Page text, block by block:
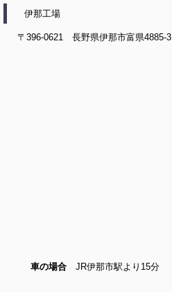
伊那工場
〒396-0621 長野県伊那市富県4885-3
車の場合 JR伊那市駅より15分